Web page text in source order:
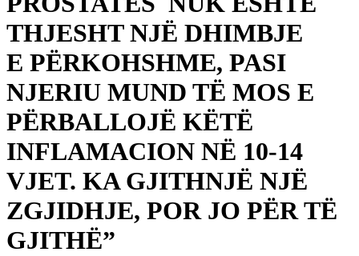
THJESHT NJË DHIMBJE
E PËRKOHSHME, PASI
NJERIU MUND TË MOS E
PËRBALLOJË KËTË
INFLAMACION NË 10-14
VJET. KA GJITHNJË NJË
ZGJIDHJE, POR JO PËR TË
GJITHË”